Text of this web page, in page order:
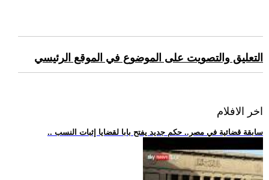
التعليق والتصويت على الموضوع في الموقع الرئيسي
اخر الافلام
.. سابقة قضائية في مصر.. حكم جديد يفتح بابا لقضايا إثبات النسب